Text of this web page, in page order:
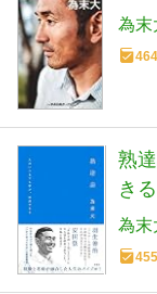
為末
464
熟
きる
為末
455